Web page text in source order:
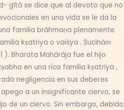
gītā se dice que al devoto que no
en una vida se le da la
familia brāhmaṇa plenamente
kṣatriya o vaiśya . Śucīnāṁ
). Bharata Mahārāja fue el hijo
en una rica familia kṣatriya ,
negligencia en sus deberes
a un insignificante ciervo, se
de un ciervo. Sin embargo, debido